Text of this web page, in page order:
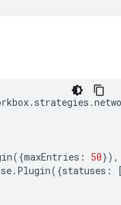
. strategies .
({maxEntries : 50}),
. Plugin({statuses :